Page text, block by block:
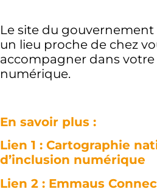
Le site du
un lieu proche de chez
accompagner dans
numérique.
En savoir plus :
Lien 1 : Cartographie
d’inclusion numérique
Lien 2 : Emmaus